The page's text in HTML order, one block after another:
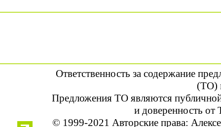
Ответственность за содержание
(ТО)
Предложения ТО являются
и доверенность от
© 1999-2021 Авторские права: